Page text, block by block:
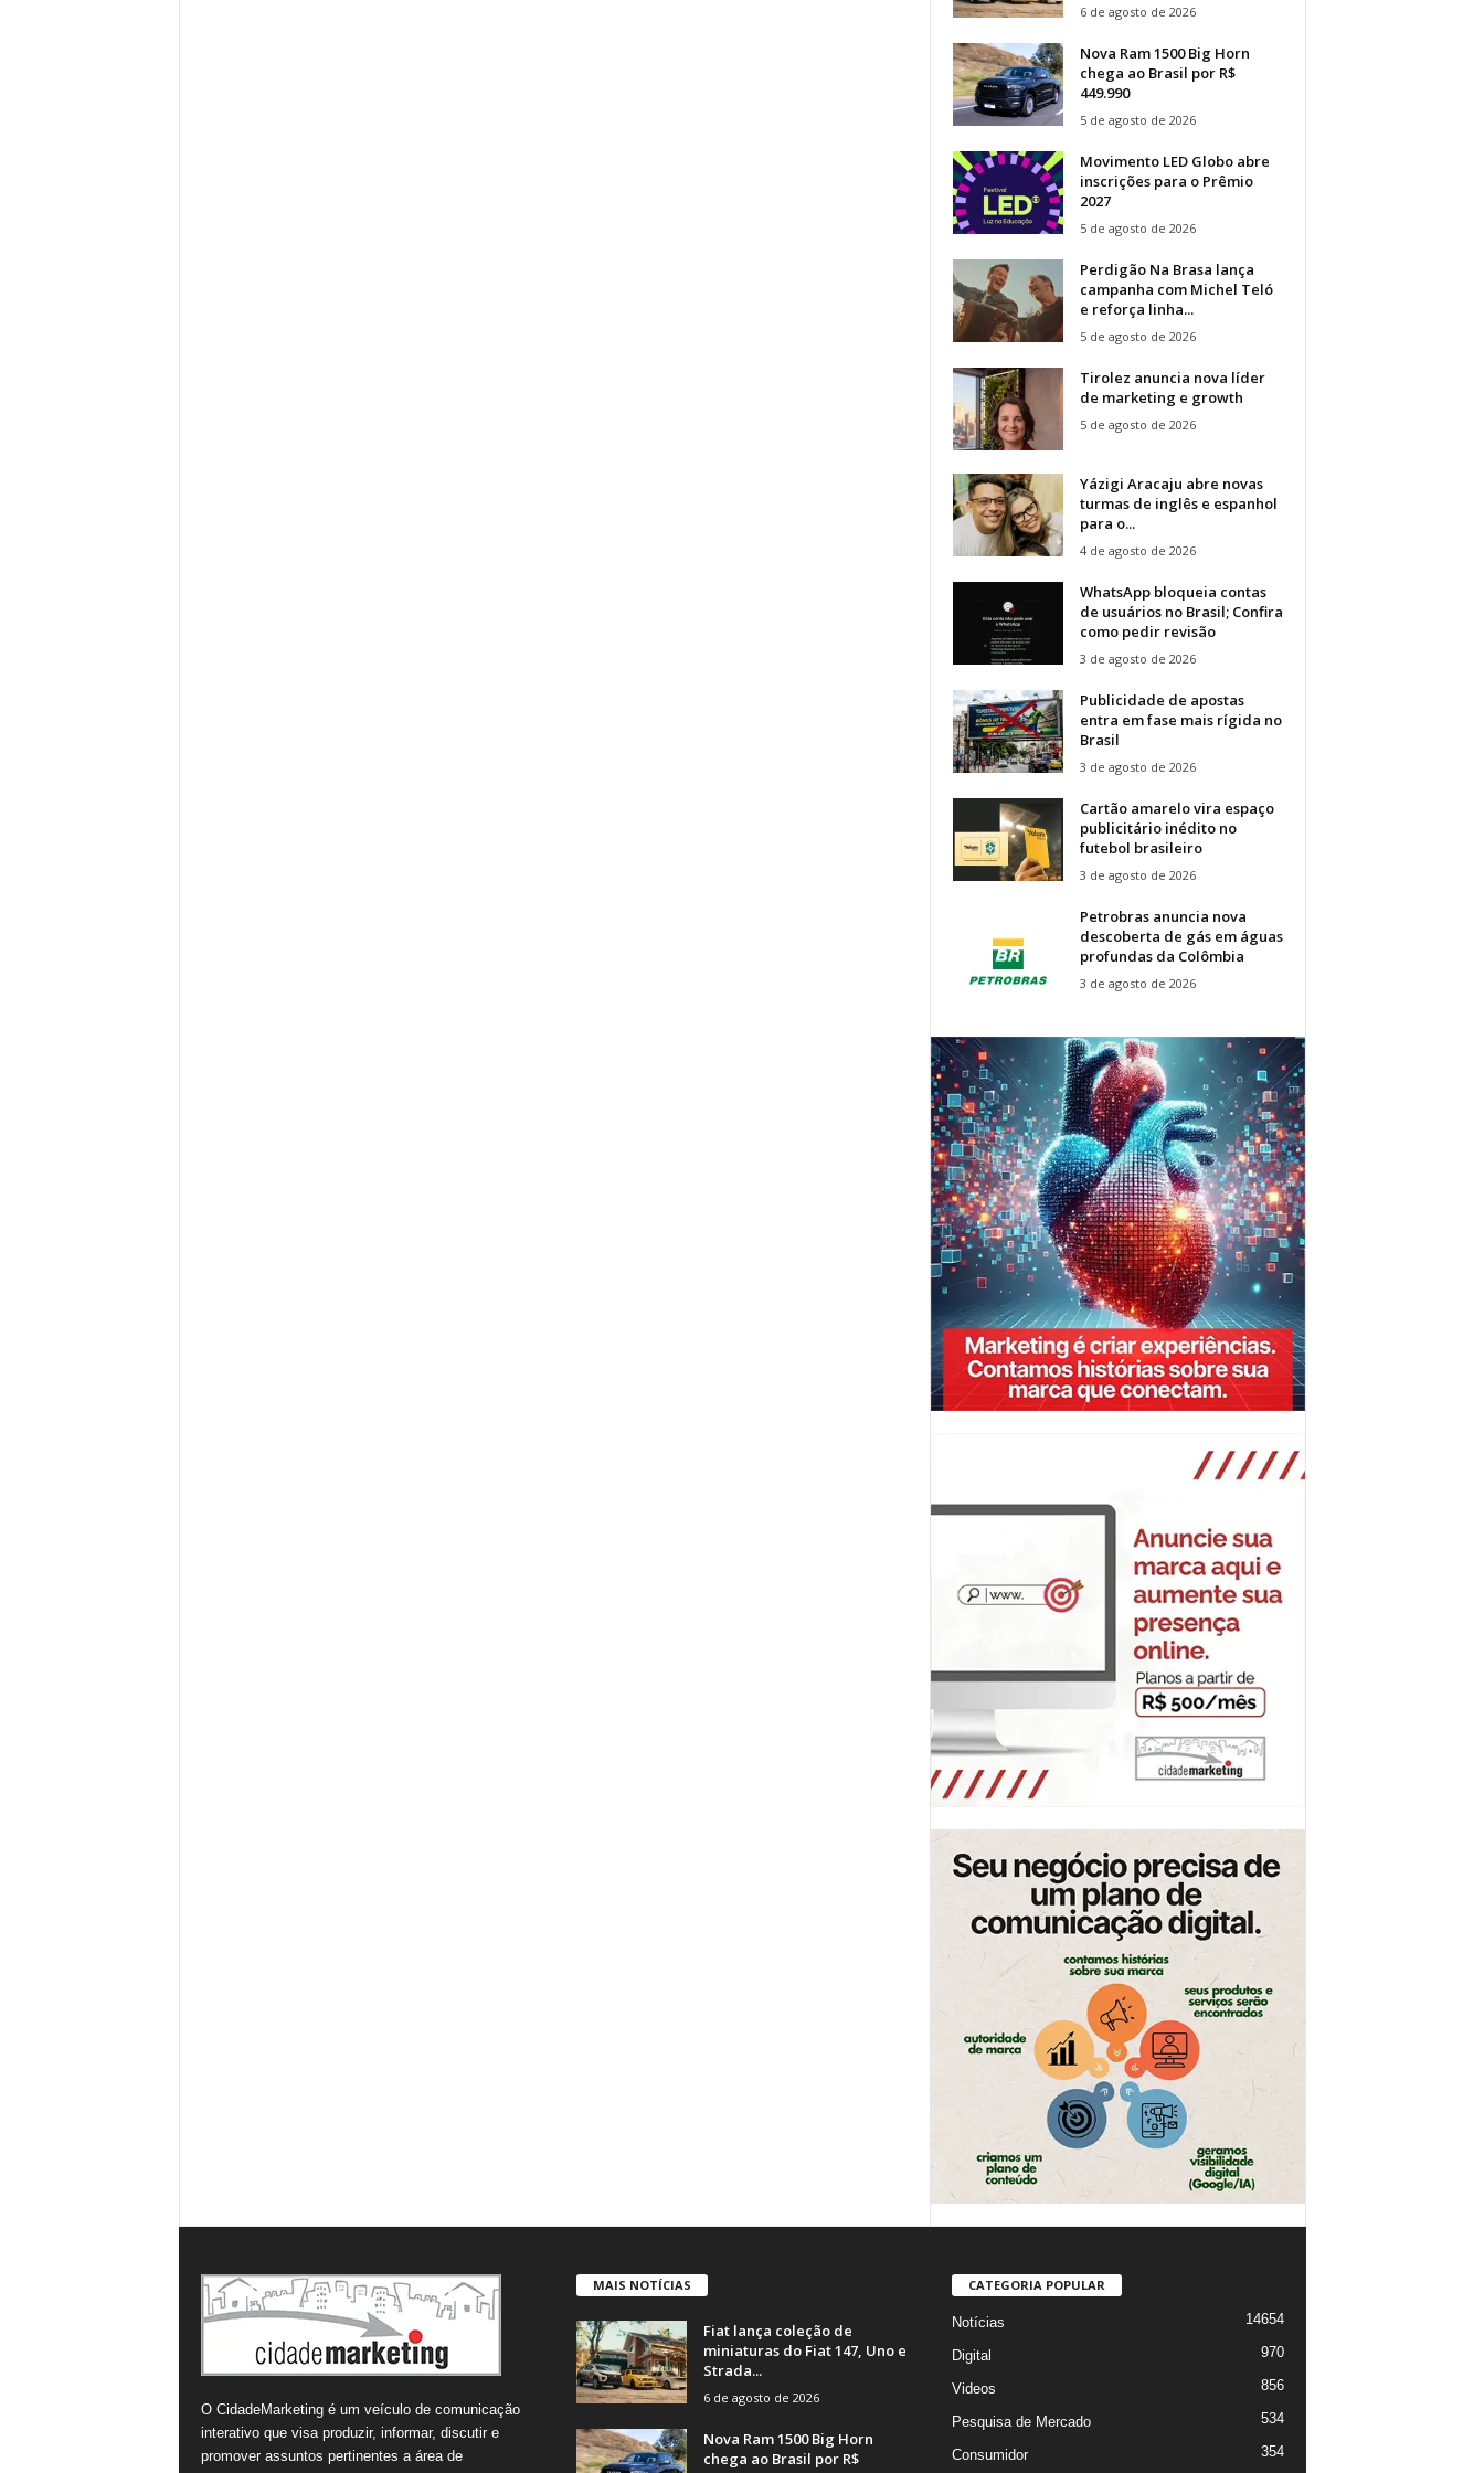
6 de agosto de 2026
Nova Ram 1500 Big Horn
chega ao Brasil por R$
449.990
5 de agosto de 2026
Movimento LED Globo abre
inscrições para o Prêmio
2027
5 de agosto de 2026
Perdigão Na Brasa lança
campanha com Michel Teló
e reforça linha...
5 de agosto de 2026
Tirolez anuncia nova líder
de marketing e growth
5 de agosto de 2026
Yázigi Aracaju abre novas
turmas de inglês e espanhol
para o...
4 de agosto de 2026
WhatsApp bloqueia contas
de usuários no Brasil; Confira
como pedir revisão
3 de agosto de 2026
Publicidade de apostas
entra em fase mais rígida no
Brasil
3 de agosto de 2026
Cartão amarelo vira espaço
publicitário inédito no
futebol brasileiro
3 de agosto de 2026
Petrobras anuncia nova
descoberta de gás em águas
profundas da Colômbia
3 de agosto de 2026
O CidadeMarketing é um veículo de comunicação
interativo que visa produzir, informar, discutir e
promover assuntos pertinentes a área de
MAIS NOTÍCIAS
Fiat lança coleção de
miniaturas do Fiat 147, Uno e
Strada...
6 de agosto de 2026
Nova Ram 1500 Big Horn
chega ao Brasil por R$
CATEGORIA POPULAR
Notícias 14654
Digital 970
Videos 856
Pesquisa de Mercado 534
Consumidor 354